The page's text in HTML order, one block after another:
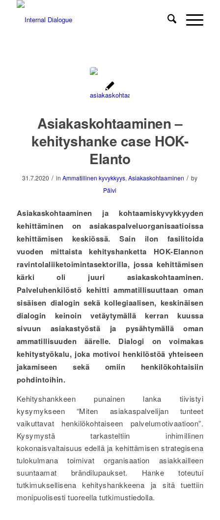
Asiakaskohtaaminen –
kehityshanke case HOK-
Elanto
31.7.2020 / inAmmatillinen kyvykkyys,Asiakaskohtaaminen / by
Päivi
Asiakaskohtaaminen ja kohtaamiskyvykkyyden
kehittäminen
on asiakaspalveluorganisaatioissa
kehittämisen keskiössä. Sain ilon fasilitoida
vuoden mittaista kehityshanketta HOK-Elannon
ravintolaliiketoimintasektorilla, jossa kehittämisen
kärki oli juuri asiakaskohtaaminen.
Palveluhenkilöstö kehitti ammatillisuuttaan oman
sisäisen dialogin sekä kollegiaalisen, keskinäisen
dialogin keinoin vetäytymällä kerran kuussa
sivuun asiakastyöstä ja pysähtymällä oman
ammatillisuuden äärelle. Dialogi on voimakas
kehitystyökalu, joka motivoi henkilöstöä yhteiseen
jakamiseen sekä omiin henkilökohtaisiin
pohdintoihin.
Kehityshankkeen punainen lanka tiivistyi
kysymykseen “Miten asiakaspalvelijan tunteet
vaikuttavat henkilökohtaiseen palvelumotivaatioon”.
Kysymystä tarkasteltiin inhimillinen
kokonaisvaltaisuus edellä ja kehittämisen strategisena
tulokulmana toimivat organisaation asiakkailleen
suuntaamat brändilupaukset. Hanke toteutui
tutkimuksellisena kehityshankkeena ja sitä tuettiin
monipuolisesti tuoreella tutkimustiedolla.